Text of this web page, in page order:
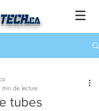
TECH. ca
tubes
min de lecture